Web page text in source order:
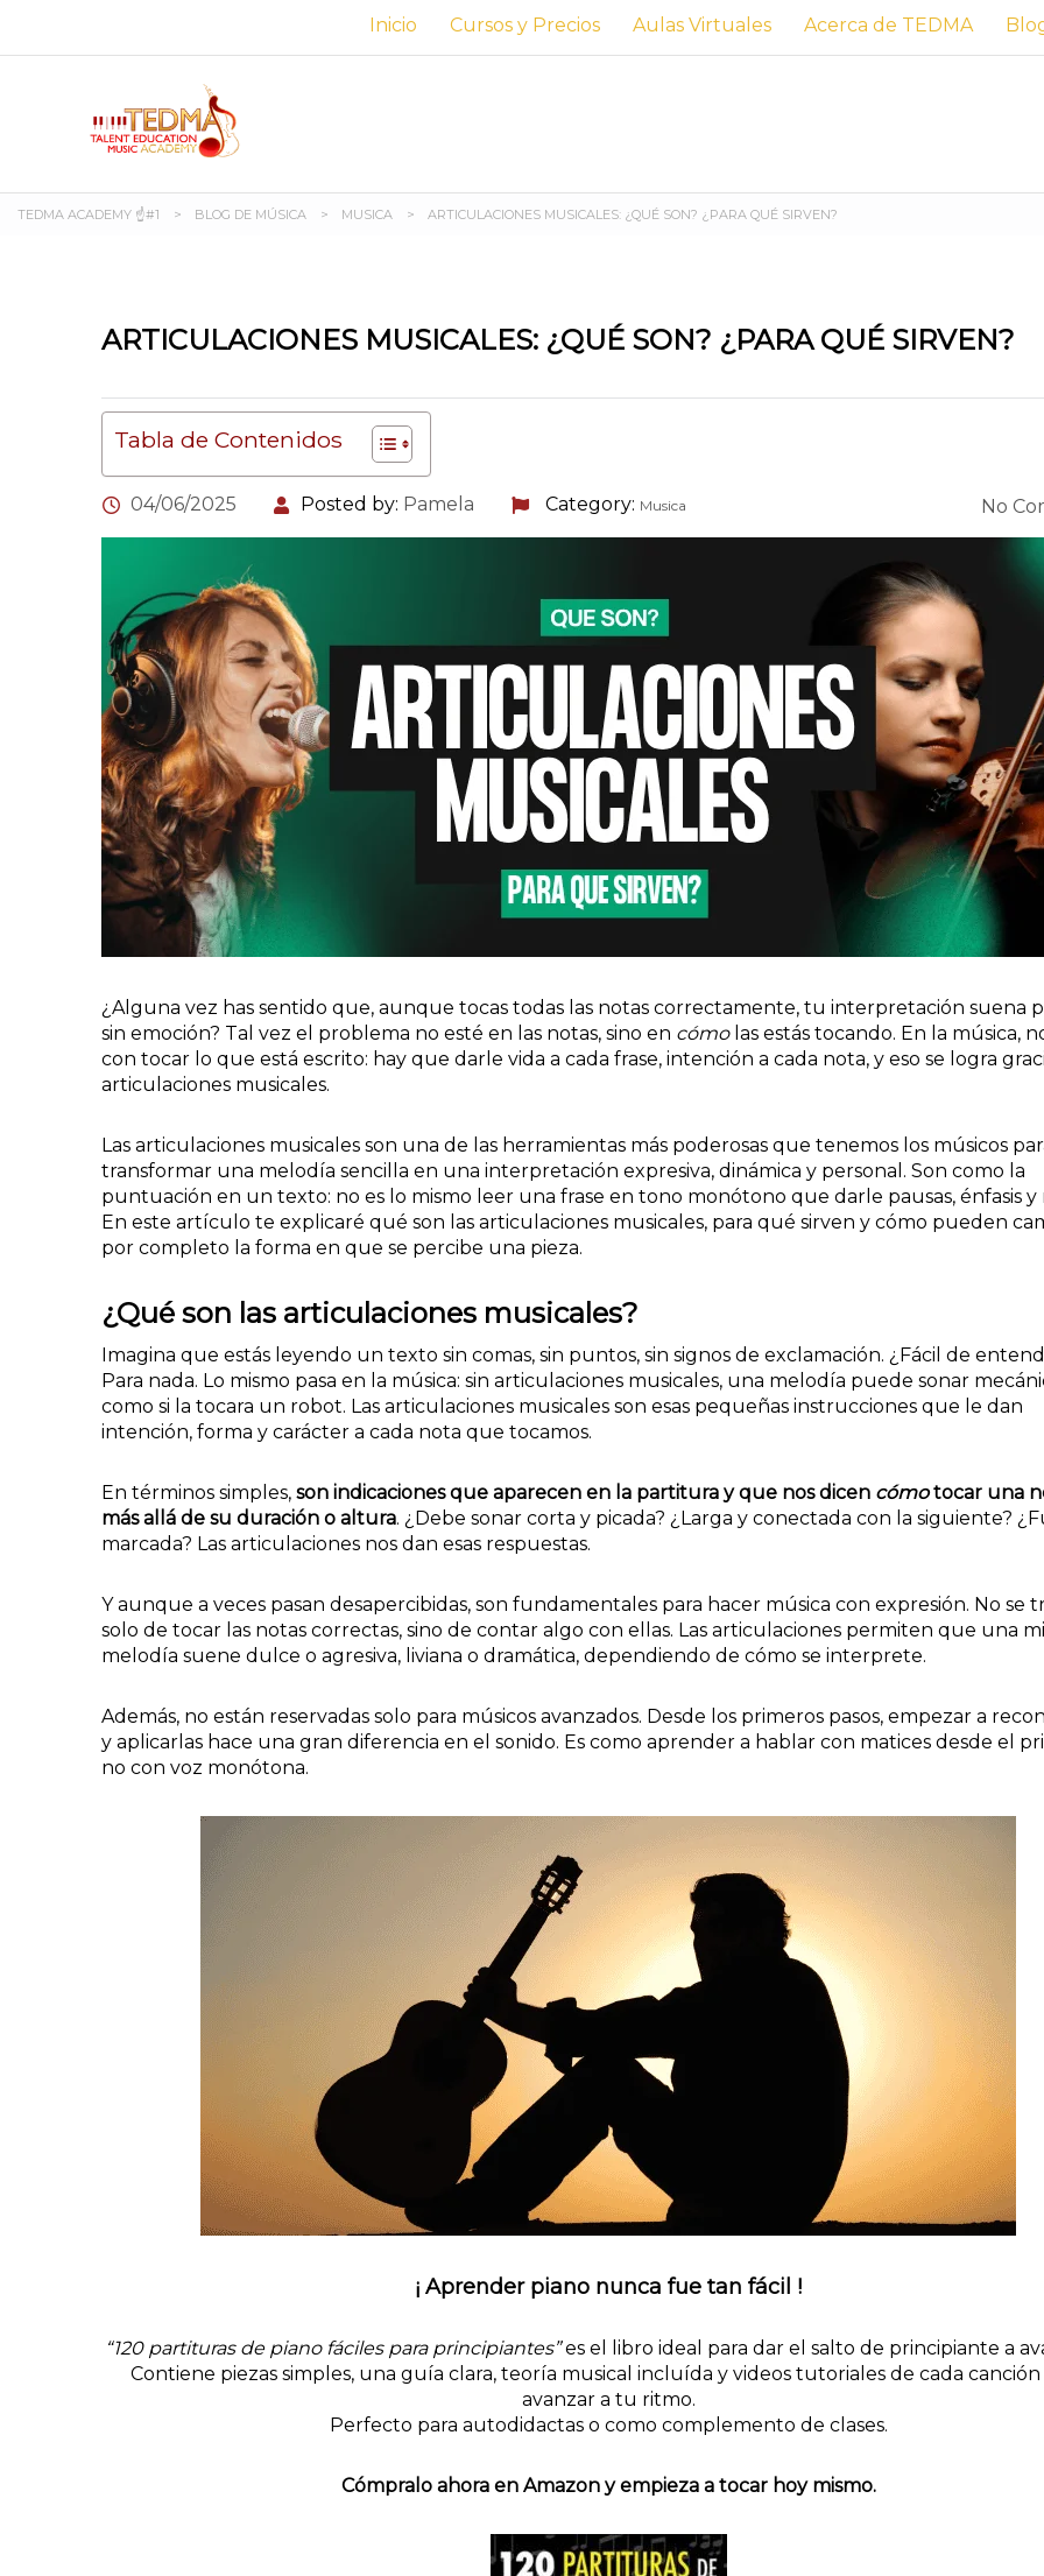
Inicio Сursos y Precios Aulas Virtuales Acerca de TEDMA
TEDMA ACADEMY ☝#1 > BLOG DE MÚSICA > MUSICA > ARTICULACIONES MUSICALES: ¿QUÉ SON? ¿PARA QUÉ SIRVEN?
ARTICULACIONES MUSICALES: ¿QUÉ SON? ¿PARA QUÉ SIRVEN?
Tabla de Contenidos
04/06/2025 Posted by: Pamela Category: Musica No
¿Alguna vez has sentido que, aunque tocas todas las notas correctamente, tu interpretación suena
sin emoción? Tal vez el problema no esté en las notas, sino en cómolas estás tocando. En la música,
con tocar lo que está escrito: hay que darle vida a cada frase, intención a cada nota, y eso se logra
articulaciones musicales.
Las articulaciones musicales son una de las herramientas más poderosas que tenemos los músicos
transformar una melodía sencilla en una interpretación expresiva, dinámica y personal. Son como la
puntuación en un texto: no es lo mismo leer una frase en tono monótono que darle pausas, énfasis y
En este artículo te explicaré qué son las articulaciones musicales, para qué sirven y cómo pueden
por completo la forma en que se percibe una pieza.
¿Qué son las articulaciones musicales?
Imagina que estás leyendo un texto sin comas, sin puntos, sin signos de exclamación. ¿Fácil de
Para nada. Lo mismo pasa en la música: sin articulaciones musicales, una melodía puede sonar
como si la tocara un robot. Las articulaciones musicales son esas pequeñas instrucciones que le dan
intención, forma y carácter a cada nota que tocamos.
En términos simples, son indicaciones que aparecen en la partitura y que nos dicen cómotocar una
más allá de su duración o altura. ¿Debe sonar corta y picada? ¿Larga y conectada con la siguiente?
marcada? Las articulaciones nos dan esas respuestas.
Y aunque a veces pasan desapercibidas, son fundamentales para hacer música con expresión. No se
solo de tocar las notas correctas, sino de contar algo con ellas. Las articulaciones permiten que una
melodía suene dulce o agresiva, liviana o dramática, dependiendo de cómo se interprete.
Además, no están reservadas solo para músicos avanzados. Desde los primeros pasos, empezar a
y aplicarlas hace una gran diferencia en el sonido. Es como aprender a hablar con matices desde el
no con voz monótona.
¡ Aprender piano nunca fue tan fácil !
“120 partituras de piano fáciles para principiantes”es el libro ideal para dar el salto de principiante a
Contiene piezas simples, una guía clara, teoría musical incluída y videos tutoriales de cada canción
avanzar a tu ritmo.
Perfecto para autodidactas o como complemento de clases.
Cómpralo ahora en Amazon y empieza a tocar hoy mismo.